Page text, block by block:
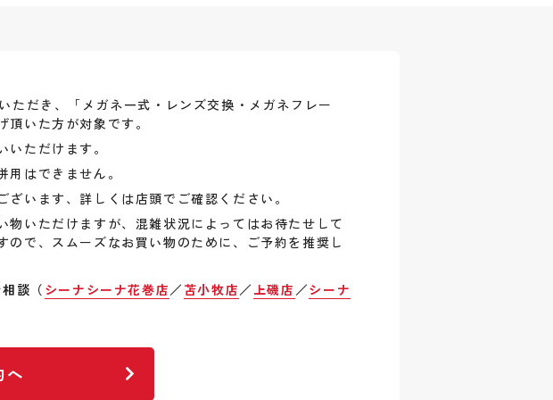
ただき、「メガネ一式・レンズ交換・メガネフレー
いた方が対象です。
ただけます。
はできません。
ざいます、詳しくは店頭でご確認ください。
物いただけますが、混雑状況によってはお待たせして
ので、スムーズなお買い物のために、ご予約を推奨し
談（ シーナシーナ花巻店／ 苫小牧店／ 上磯店 ／シーナ
へ